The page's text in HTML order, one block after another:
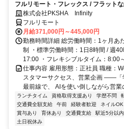
フルリモート・フレックス / フラット
株式会社PKSHA Infinity
フルリモート
月給371,000円～445,000円
勤務時間詳細 総労働時間：1ヶ月あ
制 ・標準労働時間：1日8時間 / 週
17:00 ・フレキシブルタイム：8:00
仕事内容 雇用形態：正社員 職種：
スタマーサクセス、営業企画 ――「
最前線で、 AIを使い倒しながら営
ランチタイム 資格取得支援あり 学歴不問
交通費全額支給
午前 経験者歓迎 ネイルOK
賞与あり
育休あり 交通費支給 駅近5分以内
土日祝休み